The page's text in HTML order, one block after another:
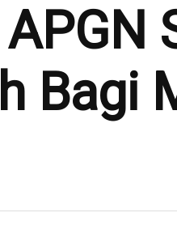
Bagi